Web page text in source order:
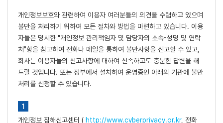
개인정보보호와 관련하여 이용자 여러분들의 의견을 수렴하고 있으며
불만을 처리하기 위하여 모든 절차와 방법을 마련하고 있습니다. 이용
자들은 명시한 "개인정보 관리책임자 및 담당자의 소속-성명 및 연락
처"항을 참고하여 전화나 메일을 통하여 불만사항을 신고할 수 있고,
회사는 이용자들의 신고사항에 대하여 신속하고도 충분한 답변을 해
드릴 것입니다. 또는 정부에서 설치하여 운영중인 아래의 기관에 불만
처리를 신청할 수 있습니다.
개인정보 침해신고센터 ( http://www.cyberprivacy.or.kr, 전화